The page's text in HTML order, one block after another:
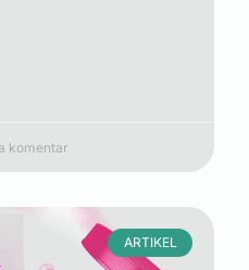
komentar
ARTIKEL